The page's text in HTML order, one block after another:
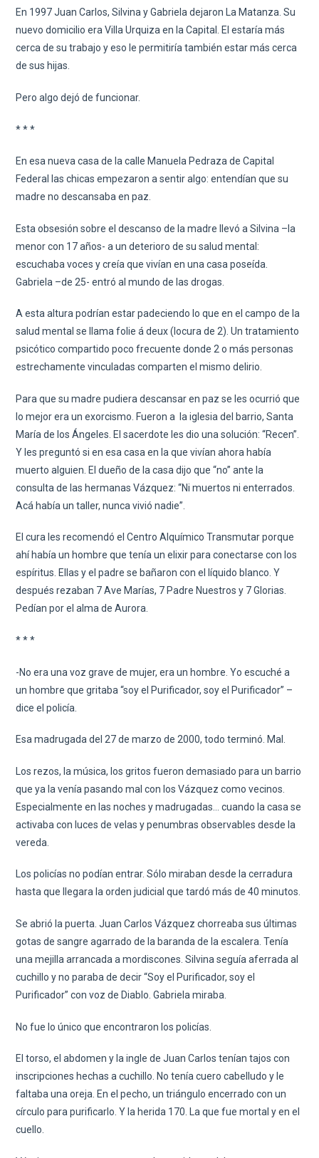
En 1997 Juan Carlos, Silvina y Gabriela dejaron La Matanza. Su
nuevo domicilio era Villa Urquiza en la Capital. El estaría más
cerca de su trabajo y eso le permitiría también estar más cerca
de sus hijas.
Pero algo dejó de funcionar.
* * *
En esa nueva casa de la calle Manuela Pedraza de Capital
Federal las chicas empezaron a sentir algo: entendían que su
madre no descansaba en paz.
Esta obsesión sobre el descanso de la madre llevó a Silvina –la
menor con 17 años- a un deterioro de su salud mental:
escuchaba voces y creía que vivían en una casa poseída.
Gabriela –de 25- entró al mundo de las drogas.
A esta altura podrían estar padeciendo lo que en el campo de la
salud mental se llama folie á deux (locura de 2). Un tratamiento
psicótico compartido poco frecuente donde 2 o más personas
estrechamente vinculadas comparten el mismo delirio.
Para que su madre pudiera descansar en paz se les ocurrió que
lo mejor era un exorcismo. Fueron a la iglesia del barrio, Santa
María de los Ángeles. El sacerdote les dio una solución: “Recen”.
Y les preguntó si en esa casa en la que vivían ahora había
muerto alguien. El dueño de la casa dijo que “no” ante la
consulta de las hermanas Vázquez: “Ni muertos ni enterrados.
Acá había un taller, nunca vivió nadie”.
El cura les recomendó el Centro Alquímico Transmutar porque
ahí había un hombre que tenía un elixir para conectarse con los
espíritus. Ellas y el padre se bañaron con el líquido blanco. Y
después rezaban 7 Ave Marías, 7 Padre Nuestros y 7 Glorias.
Pedían por el alma de Aurora.
* * *
-No era una voz grave de mujer, era un hombre. Yo escuché a
un hombre que gritaba “soy el Purificador, soy el Purificador” –
dice el policía.
Esa madrugada del 27 de marzo de 2000, todo terminó. Mal.
Los rezos, la música, los gritos fueron demasiado para un barrio
que ya la venía pasando mal con los Vázquez como vecinos.
Especialmente en las noches y madrugadas… cuando la casa se
activaba con luces de velas y penumbras observables desde la
vereda.
Los policías no podían entrar. Sólo miraban desde la cerradura
hasta que llegara la orden judicial que tardó más de 40 minutos.
Se abrió la puerta. Juan Carlos Vázquez chorreaba sus últimas
gotas de sangre agarrado de la baranda de la escalera. Tenía
una mejilla arrancada a mordiscones. Silvina seguía aferrada al
cuchillo y no paraba de decir “Soy el Purificador, soy el
Purificador” con voz de Diablo. Gabriela miraba.
No fue lo único que encontraron los policías.
El torso, el abdomen y la ingle de Juan Carlos tenían tajos con
inscripciones hechas a cuchillo. No tenía cuero cabelludo y le
faltaba una oreja. En el pecho, un triángulo encerrado con un
círculo para purificarlo. Y la herida 170. La que fue mortal y en el
cuello.